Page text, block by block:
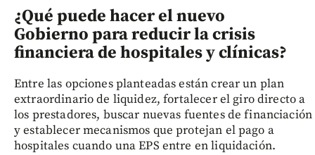
¿Qué puede hacer el nuevo
Gobierno para reducir la crisis
financiera de hospitales y clínicas?
Entre las opciones planteadas están crear un plan
extraordinario de liquidez, fortalecer el giro directo a
los prestadores, buscar nuevas fuentes de financiación
y establecer mecanismos que protejan el pago a
hospitales cuando una EPS entre en liquidación.